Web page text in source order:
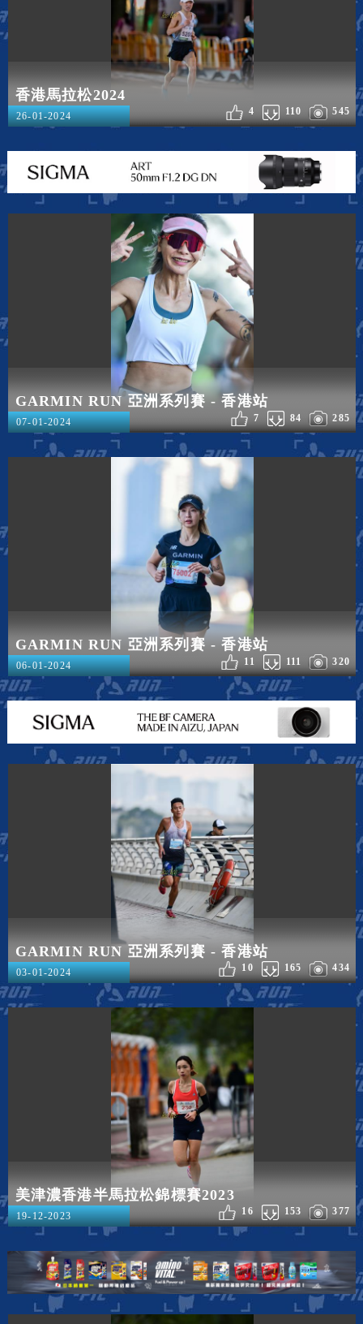
香港馬拉松2024
545
110
4
26-01-2024
GARMIN RUN 亞洲系列賽 - 香港站
285
84
7
07-01-2024
GARMIN RUN 亞洲系列賽 - 香港站
320
111
11
06-01-2024
GARMIN RUN 亞洲系列賽 - 香港站
434
165
10
03-01-2024
美津濃香港半馬拉松錦標賽2023
377
153
16
19-12-2023